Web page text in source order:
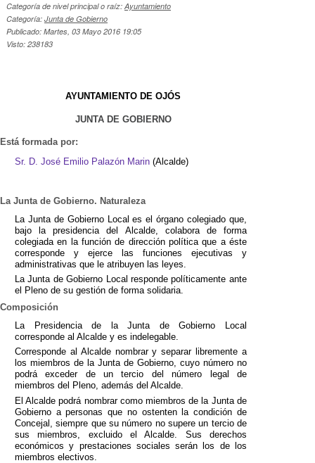
Categoría de nivel principal o raíz: Ayuntamiento
Categoría: Junta de Gobierno
Publicado: Martes, 03 Mayo 2016 19:05
Visto: 238183
AYUNTAMIENTO DE OJÓS
JUNTA DE GOBIERNO
Está formada por:
Sr. D. José Emilio Palazón Marin (Alcalde)
La Junta de Gobierno. Naturaleza
La Junta de Gobierno Local es el órgano colegiado que,
bajo la presidencia del Alcalde, colabora de forma
colegiada en la función de dirección política que a éste
corresponde y ejerce las funciones ejecutivas y
administrativas que le atribuyen las leyes.
La Junta de Gobierno Local responde políticamente ante
el Pleno de su gestión de forma solidaria.
Composición
La Presidencia de la Junta de Gobierno Local
corresponde al Alcalde y es indelegable.
Corresponde al Alcalde nombrar y separar libremente a
los miembros de la Junta de Gobierno, cuyo número no
podrá exceder de un tercio del número legal de
miembros del Pleno, además del Alcalde.
El Alcalde podrá nombrar como miembros de la Junta de
Gobierno a personas que no ostenten la condición de
Concejal, siempre que su número no supere un tercio de
sus miembros, excluido el Alcalde. Sus derechos
económicos y prestaciones sociales serán los de los
miembros electivos.